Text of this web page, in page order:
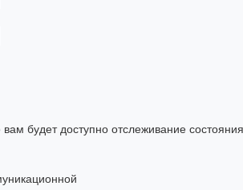
будет доступно отслеживание